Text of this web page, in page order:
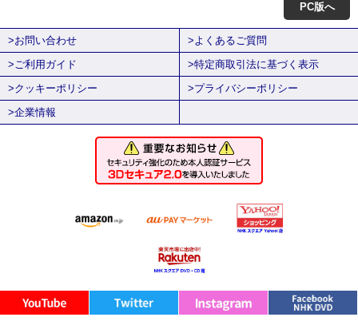
PC版へ
>お問い合わせ
>よくあるご質問
>ご利用ガイド
>特定商取引法に基づく表示
>クッキーポリシー
>プライバシーポリシー
>企業情報